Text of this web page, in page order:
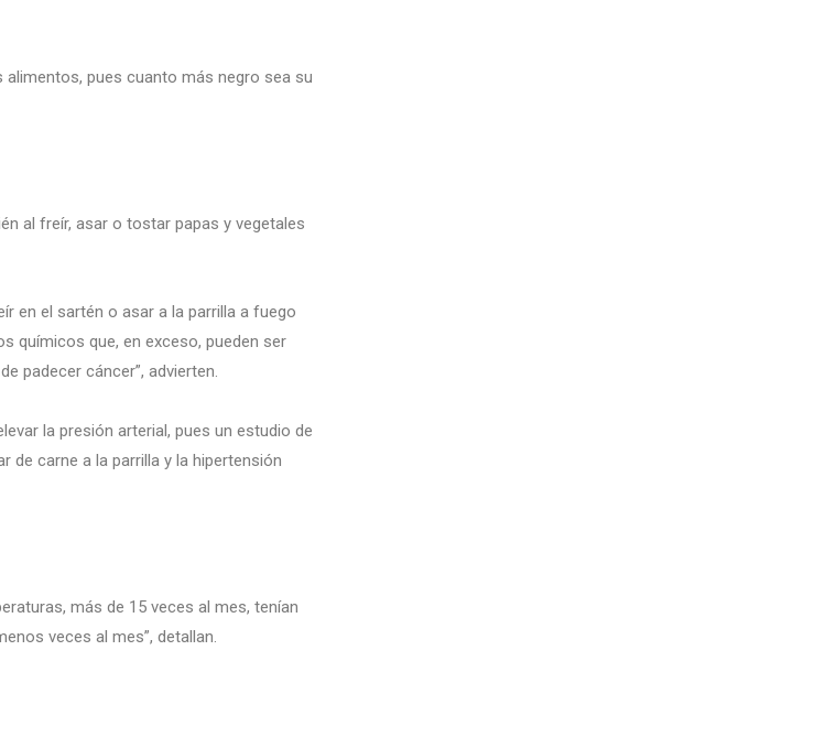
pues cuanto más negro sea su
al freír, asar o tostar papas y vegetales
en el sartén o asar a la parrilla a fuego
químicos que, en exceso, pueden ser
padecer cáncer”, advierten.
la presión arterial, pues un estudio de
de carne a la parrilla y la hipertensión
más de 15 veces al mes, tenían
veces al mes”, detallan.